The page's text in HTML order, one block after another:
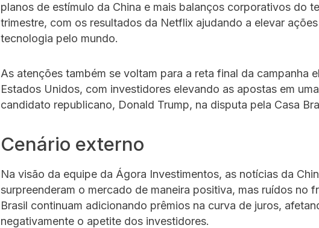
planos de estímulo da China e mais balanços corporativos do
trimestre, com os resultados da Netflix ajudando a elevar
tecnologia pelo mundo.
As atenções também se voltam para a reta final da campanha
Estados Unidos, com investidores elevando as apostas em
candidato republicano, Donald Trump, na disputa pela Casa
Cenário externo
Na visão da equipe da Ágora Investimentos, as notícias da
surpreenderam o mercado de maneira positiva, mas ruídos no
Brasil continuam adicionando prêmios na curva de juros,
negativamente o apetite dos investidores.